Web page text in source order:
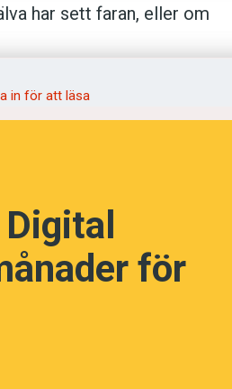
har sett faran, eller om
Den här sortens insikt
något man
in för att läsa
för